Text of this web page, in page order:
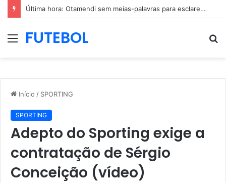
Última hora: Otamendi sem meias-palavras para esclarecer a polêmica após derrota diante do Sporting (vídeo)
MenuFUTEBOL
Início / SPORTING
SPORTING
Adepto do Sporting exige a
contratação de Sérgio
Conceição (vídeo)